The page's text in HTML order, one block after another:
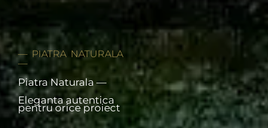
— PIATRA NATURALA
—
Piatra Naturala —
Eleganta autentica
pentru orice proiect